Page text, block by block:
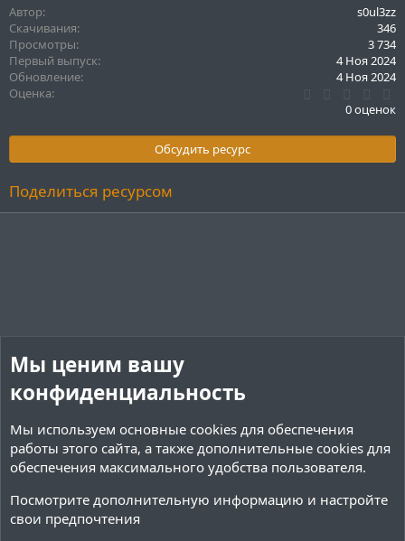
к
ц
и
и
:
Автор
s0ul3zz
Скачивания
346
Просмотры
3 734
Первый выпуск
4 Ноя 2024
Обновление
4 Ноя 2024
Оценка
0
0
в
0 оценок
Обсудить ресурс
Поделиться ресурсом
Мы ценим вашу
конфиденциальность
Мы используем основные cookies для обеспечения
работы этого сайта, а также дополнительные cookies для
обеспечения максимального удобства пользователя.
Посмотрите дополнительную информацию и настройте
свои предпочтения